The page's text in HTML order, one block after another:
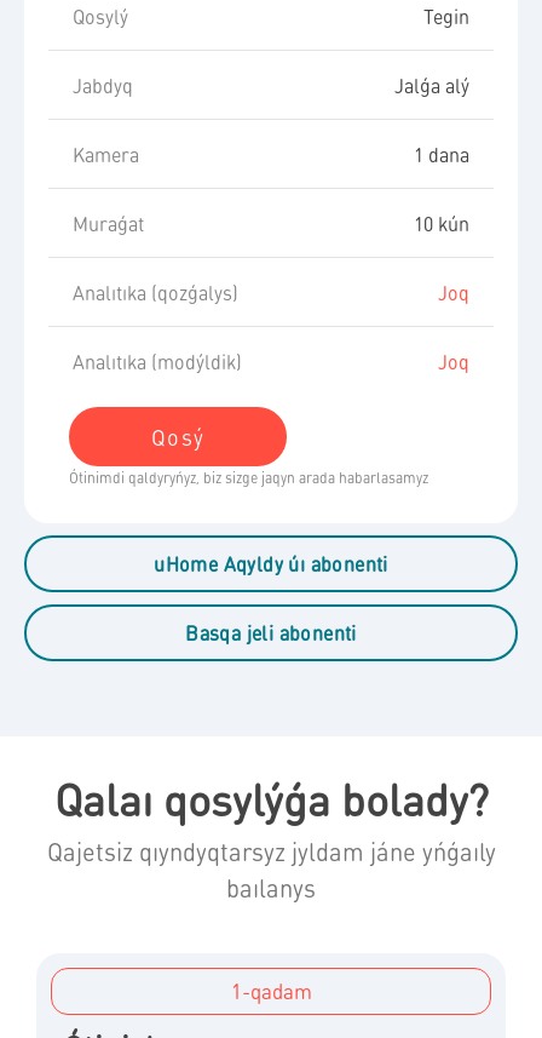
uHome Aqyldy úı abonenti
Basqa jeli abonenti
Qosylý Tegin
Jabdyq Jalǵa alý
Kamera 1 dana
Muraǵat 10 kún
Analıtıka (qozǵalys) Joq
Analıtıka (modýldik) Joq
Qosý​
Ótinimdi qaldyryńyz, biz sizge jaqyn arada habarlasamyz
Qalaı qosylýǵa bolady?
Qajetsiz qıyndyqtarsyz jyldam jáne yńǵaıly
baılanys
1-qadam